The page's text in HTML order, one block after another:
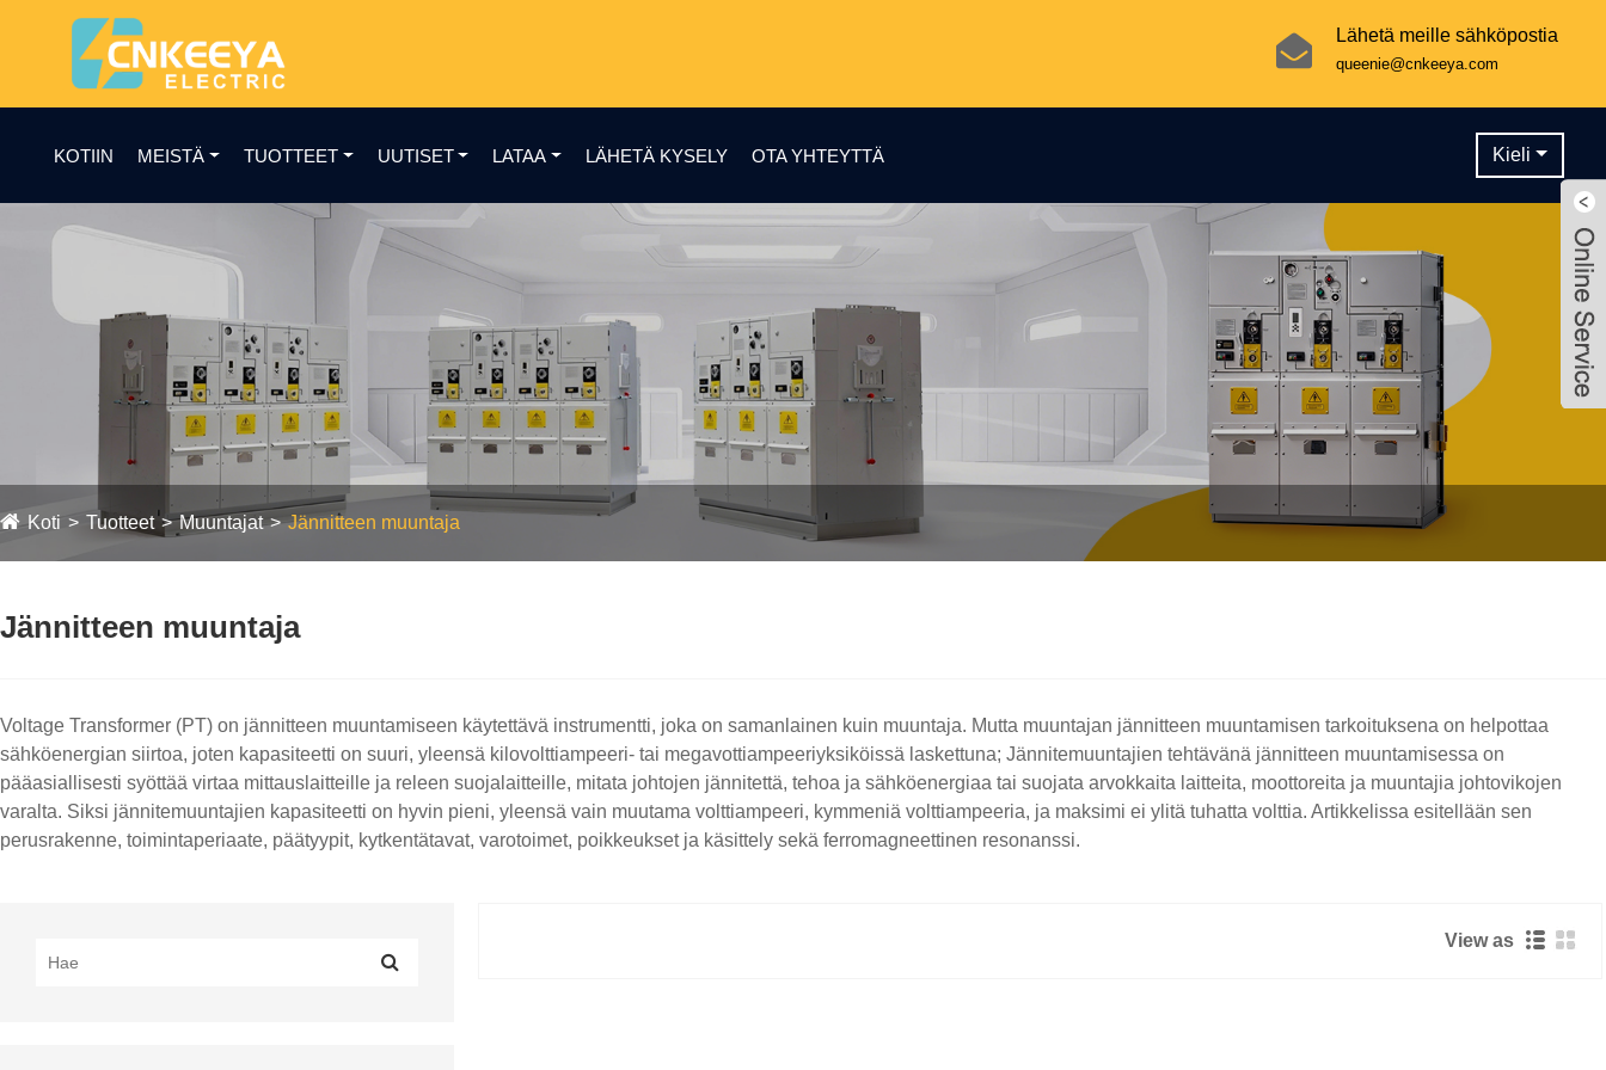
Lähetä meille sähköpostia
queenie@cnkeeya.com
KOTIIN MEISTÄ TUOTTEET UUTISET LATAA LÄHETÄ KYSELY OTA YHTEYTTÄ Kieli
Koti Tuotteet Muuntajat Jännitteen muuntaja
Jännitteen muuntaja
Voltage Transformer (PT) on jännitteen muuntamiseen käytettävä instrumentti, joka on samanlainen kuin muuntaja. Mutta muuntajan jännitteen muuntamisen tarkoituksena on helpottaa
sähköenergian siirtoa, joten kapasiteetti on suuri, yleensä kilovolttiampeeri- tai megavottiampeeriyksiköissä laskettuna; Jännitemuuntajien tehtävänä jännitteen muuntamisessa on
pääasiallisesti syöttää virtaa mittauslaitteille ja releen suojalaitteille, mitata johtojen jännitettä, tehoa ja sähköenergiaa tai suojata arvokkaita laitteita, moottoreita ja muuntajia johtovikojen
varalta. Siksi jännitemuuntajien kapasiteetti on hyvin pieni, yleensä vain muutama volttiampeeri, kymmeniä volttiampeeria, ja maksimi ei ylitä tuhatta volttia. Artikkelissa esitellään sen
perusrakenne, toimintaperiaate, päätyypit, kytkentätavat, varotoimet, poikkeukset ja käsittely sekä ferromagneettinen resonanssi.
View as